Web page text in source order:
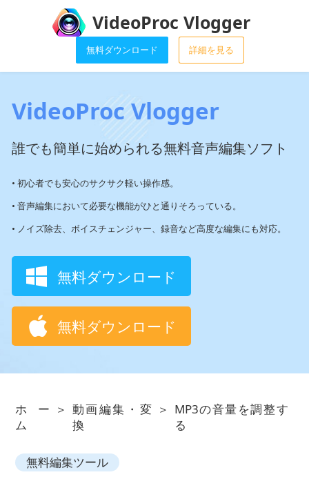
VideoProc Vlogger
無料ダウンロード 詳細を見る
VideoProc Vlogger
誰でも簡単に始められる無料音声編集ソフト
• 初心者でも安心のサクサク軽い操作感。
• 音声編集において必要な機能がひと通りそろっている。
• ノイズ除去、ボイスチェンジャー、録音など高度な編集にも対応。
無料ダウンロード
無料ダウンロード
ホー
ム
＞ 動画編集・変
換
＞ MP3の音量を調整す
る
無料編集ツール